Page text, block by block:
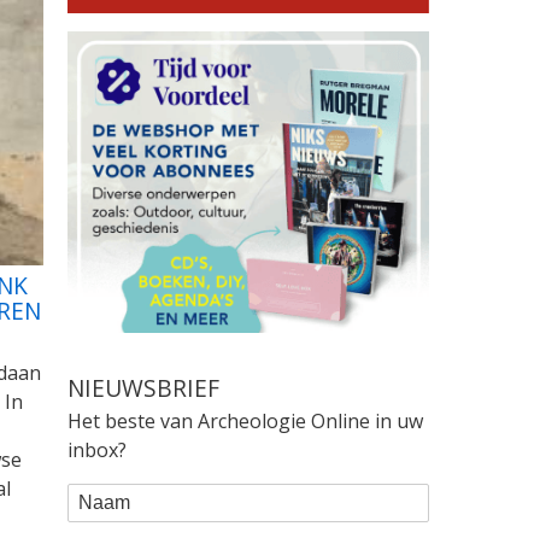
In
NIEUWSBRIEF
Het beste van Archeologie Online in uw
inbox?
WEBFORM
Naam